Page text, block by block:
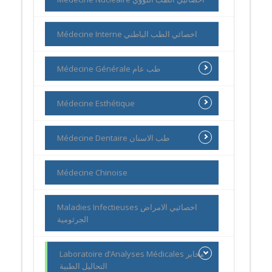
Médecine Interne اخصائي الطب الباطني
Médecine Générale طب عام
Médecine Esthétique
Médecine Dentaire طب الاسنان
Médecine Chinoise
Maladies Infectieuses اخصائيي الامراض
الجرثومية
Laboratoire d’Analyses Médicales مخابر
التحاليل الطبية